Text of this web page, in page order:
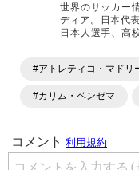
世界のサッカー
ディア。日本代
日本人選手、高
ます。「X」「
#アトレティコ・マドリ
#カリム・ベンゼマ